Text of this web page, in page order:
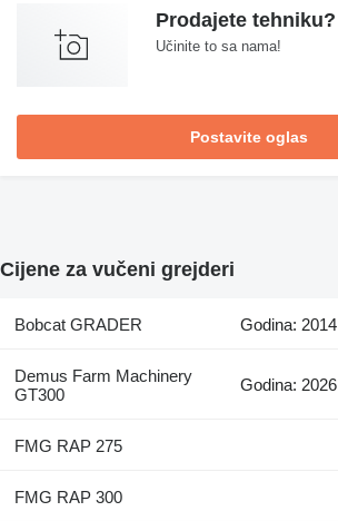
Prodajete tehniku?
Učinite to sa nama!
Postavite oglas
Cijene za vučeni grejderi
Bobcat GRADER Godina: 2014
Demus Farm Machinery
GT300
Godina: 2026
FMG RAP 275
FMG RAP 300